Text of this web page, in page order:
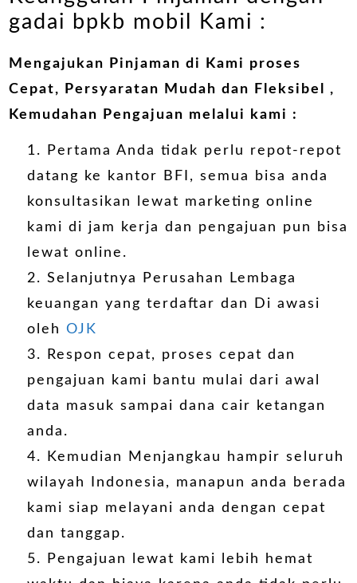
gadai bpkb mobil Kami :
Mengajukan Pinjaman di Kami proses
Cepat, Persyaratan Mudah dan Fleksibel ,
Kemudahan Pengajuan melalui kami :
Pertama Anda tidak perlu repot-repot
datang ke kantor BFI, semua bisa anda
konsultasikan lewat marketing online
kami di jam kerja dan pengajuan pun bisa
lewat online.
Selanjutnya Perusahan Lembaga
keuangan yang terdaftar dan Di awasi
oleh OJK
Respon cepat, proses cepat dan
pengajuan kami bantu mulai dari awal
data masuk sampai dana cair ketangan
anda.
Kemudian Menjangkau hampir seluruh
wilayah Indonesia, manapun anda berada
kami siap melayani anda dengan cepat
dan tanggap.
Pengajuan lewat kami lebih hemat